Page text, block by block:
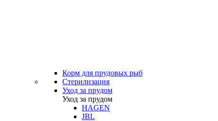
Корм для прудовых рыб
Стерилизация
Уход за прудом
Уход за прудом
HAGEN
JBL